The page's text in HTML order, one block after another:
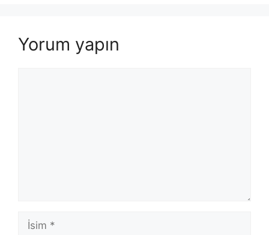
Yorum yapın
İsim